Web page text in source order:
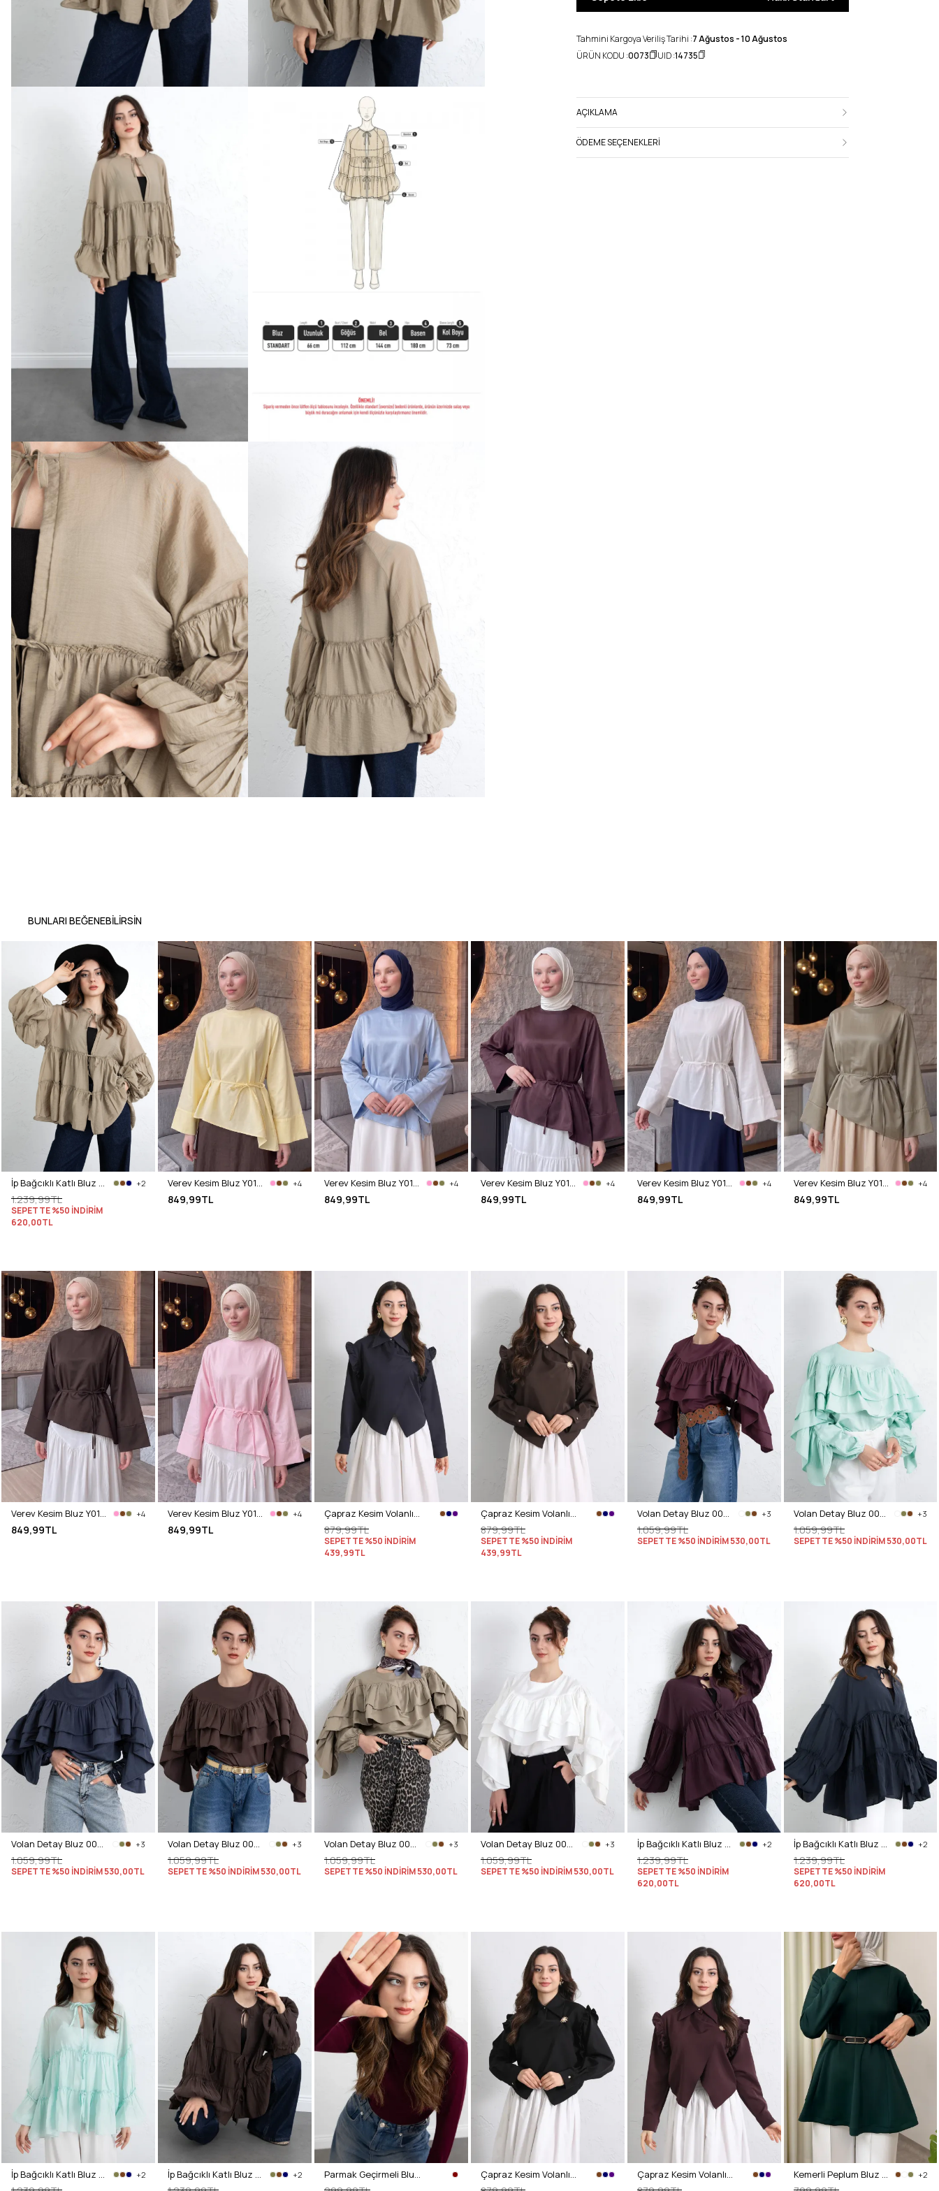
Tahmini Kargoya Veriliş Tarihi :7 Ağustos - 10 Ağustos
ÜRÜN KODU :0073 UID :14735
AÇIKLAMA
ÖDEME SEÇENEKLERI
BUNLARI BEĞENEBILIRSIN
İp Bağcıklı Katlı Bluz 0073 - HAKİ +2
1.239,99TL
SEPETTE %50 İNDİRİM
620,00TL
Verev Kesim Bluz Y0160 - SARI +4
849,99TL
Verev Kesim Bluz Y0160 - BEBE MAVİSİ +4
849,99TL
Verev Kesim Bluz Y0160 - MÜRDÜM +4
849,99TL
Verev Kesim Bluz Y0160 - BEYAZ +4
849,99TL
Verev Kesim Bluz Y0160 - HAKİ +4
849,99TL
Verev Kesim Bluz Y0160 - ACI KAHVE +4
849,99TL
Verev Kesim Bluz Y0160 - AÇIK PEMBE +4
849,99TL
Çapraz Kesim Volanlı Bluz Y0070 - LACİVERT
879,99TL
SEPETTE %50 İNDİRİM
439,99TL
Çapraz Kesim Volanlı Bluz Y0070 - KAHVERENGİ
879,99TL
SEPETTE %50 İNDİRİM
439,99TL
Volan Detay Bluz 0087 - MÜRDÜM +3
1.059,99TL
SEPETTE %50 İNDİRİM530,00TL
Volan Detay Bluz 0087 - MİNT YEŞİLİ +3
1.059,99TL
SEPETTE %50 İNDİRİM530,00TL
Volan Detay Bluz 0087 - LACİVERT +3
1.059,99TL
SEPETTE %50 İNDİRİM530,00TL
Volan Detay Bluz 0087 - KAHVERENGİ +3
1.059,99TL
SEPETTE %50 İNDİRİM530,00TL
Volan Detay Bluz 0087 - HAKİ +3
1.059,99TL
SEPETTE %50 İNDİRİM530,00TL
Volan Detay Bluz 0087 - BEYAZ +3
1.059,99TL
SEPETTE %50 İNDİRİM530,00TL
İp Bağcıklı Katlı Bluz 0073 - MÜRDÜM +2
1.239,99TL
SEPETTE %50 İNDİRİM
620,00TL
İp Bağcıklı Katlı Bluz 0073 - LACİVERT +2
1.239,99TL
SEPETTE %50 İNDİRİM
620,00TL
İp Bağcıklı Katlı Bluz 0073 - MİNT YEŞİLİ +2 İp Bağcıklı Katlı Bluz 0073 - KAHVERENGİ +2 Parmak Geçirmeli Bluz Y2044 - BORDO Çapraz Kesim Volanlı Bluz Y0070 - SİYAH Çapraz Kesim Volanlı Bluz Y0070 - MÜRDÜM Kemerli Peplum Bluz 0040 - ZÜMRÜT YEŞİLİ +2